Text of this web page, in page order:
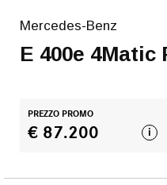
Mercedes-Benz
E 400e
PREZZO PROMO
€ 87.200 i